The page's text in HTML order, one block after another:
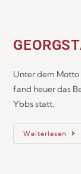
Unter dem Motto
fand heuer das
Ybbs statt.
Weiterlesen